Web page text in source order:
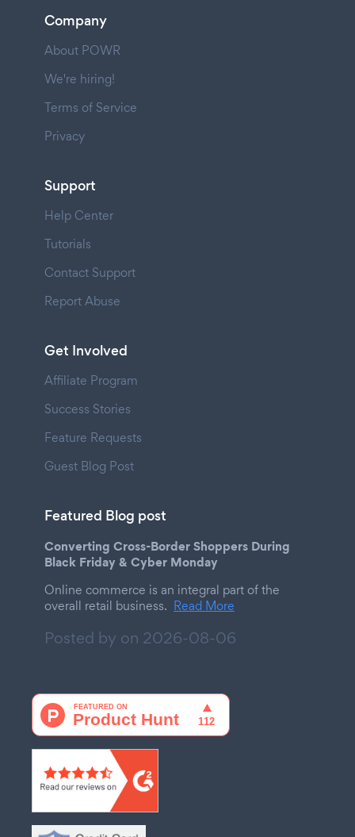
Company
About POWR
We're hiring!
Terms of Service
Privacy
Support
Help Center
Tutorials
Contact Support
Report Abuse
Get Involved
Affiliate Program
Success Stories
Feature Requests
Guest Blog Post
Featured Blog post
Converting Cross-Border Shoppers During
Black Friday & Cyber Monday
Online commerce is an integral part of the
overall retail business. Read More
Posted by on 2026-08-06